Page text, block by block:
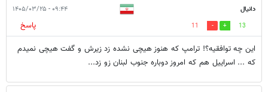
دانیال ۰۹:۴۴ - ۱۴۰۵/۰۳/۲۵
13
11
پاسخ
این چه توافقیه؟! ترامپ که هنوز هیچی نشده زد زیرش و گفت هیچی نمیدم
که ... اسراییل هم که امروز دوباره جنوب لبنان زو زد...